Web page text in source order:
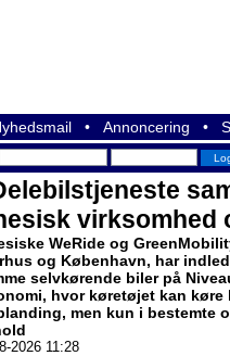
• Annoncering •
virksomhed
WeRide og
og København, har
selvkørende biler på
hvor køretøjet kan
men kun i bestemte
2026 11:28